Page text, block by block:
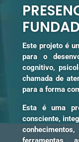
Este projeto é
para o
cognitivo,
chamada de
para a forma
Esta é uma
consciente,